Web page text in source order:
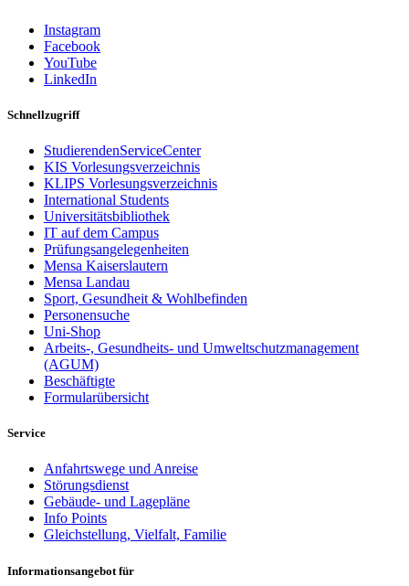
Instagram
Facebook
YouTube
LinkedIn
Schnellzugriff
StudierendenServiceCenter
KIS Vorlesungsverzeichnis
KLIPS Vorlesungsverzeichnis
International Students
Universitätsbibliothek
IT auf dem Campus
Prüfungsangelegenheiten
Mensa Kaiserslautern
Mensa Landau
Sport, Gesundheit & Wohlbefinden
Personensuche
Uni-Shop
Arbeits-, Gesundheits- und Umweltschutzmanagement
(AGUM)
Beschäftigte
Formularübersicht
Service
Anfahrtswege und Anreise
Störungsdienst
Gebäude- und Lagepläne
Info Points
Gleichstellung, Vielfalt, Familie
Informationsangebot für